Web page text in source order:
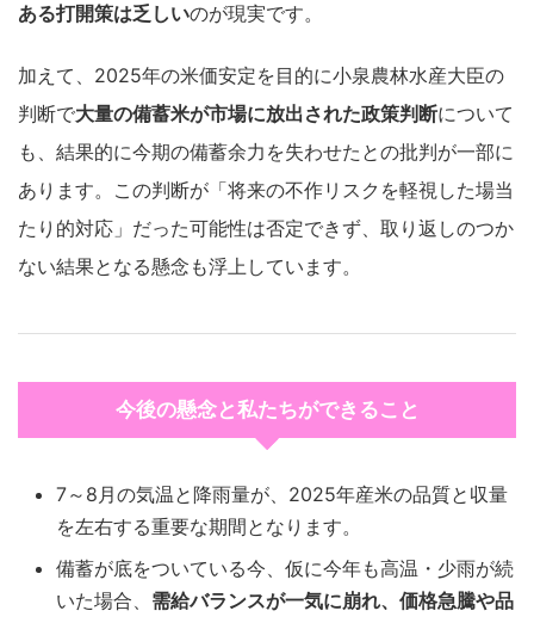
ある打開策は乏しいのが現実です。
加えて、2025年の米価安定を目的に小泉農林水産大臣の
判断で大量の備蓄米が市場に放出された政策判断について
も、結果的に今期の備蓄余力を失わせたとの批判が一部に
あります。この判断が「将来の不作リスクを軽視した場当
たり的対応」だった可能性は否定できず、取り返しのつか
ない結果となる懸念も浮上しています。
今後の懸念と私たちができること
7～8月の気温と降雨量が、2025年産米の品質と収量
を左右する重要な期間となります。
備蓄が底をついている今、仮に今年も高温・少雨が続
いた場合、 需給バランスが一気に崩れ、価格急騰や品